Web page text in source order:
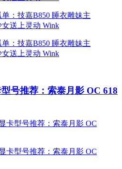
号推荐：索泰月影 OC 618